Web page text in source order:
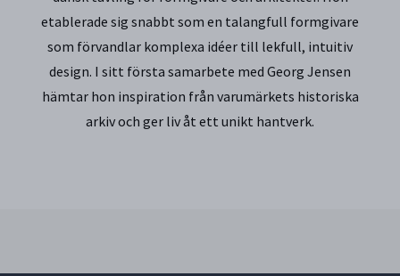
etablerade sig snabbt som en talangfull formgivare
som förvandlar komplexa idéer till lekfull, intuitiv
design. I sitt första samarbete med Georg Jensen
hämtar hon inspiration från varumärkets historiska
arkiv och ger liv åt ett unikt hantverk.